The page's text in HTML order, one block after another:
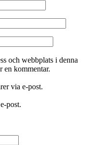
och webbplats i denna
en kommentar.
via e-post.
post.